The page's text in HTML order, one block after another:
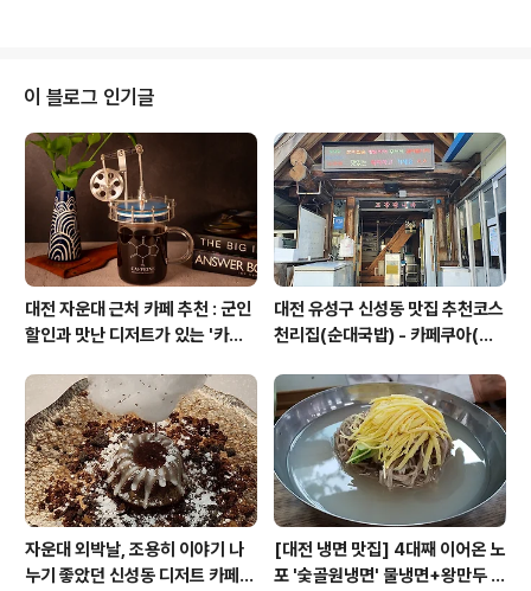
만, 준비부족은 너무나 쉽게 드러난다는 것. 갑자기, 말문이
막힐 줄은...... 나도 몰랐다. 꽤 긴장했었던 모양이다. ㅠ
ㅠ;;; 그 몇 초가 몇 년처럼 길었다. 순간, 머리가 백지상태로
바뀌면서!!!!! 참석한 G20 YEA 관계자들의 얼굴이 파노라
마로 쫙 펼쳐지더군요. 초희가 ..
이 블로그 인기글
대전 자운대 근처 카페 추천 : 군인
할인과 맛난 디저트가 있는 '카페
대전 유성구 신성동 맛집 추천코스
천리집(순대국밥) - 카페쿠아(커
자운대 외박날, 조용히 이야기 나
누기 좋았던 신성동 디저트 카페
[대전 냉면 맛집] 4대째 이어온 노
포 '숯골원냉면' 물냉면+왕만두 조